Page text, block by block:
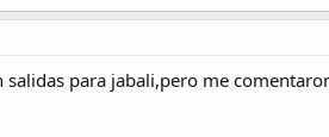
salidas para jabali,pero me